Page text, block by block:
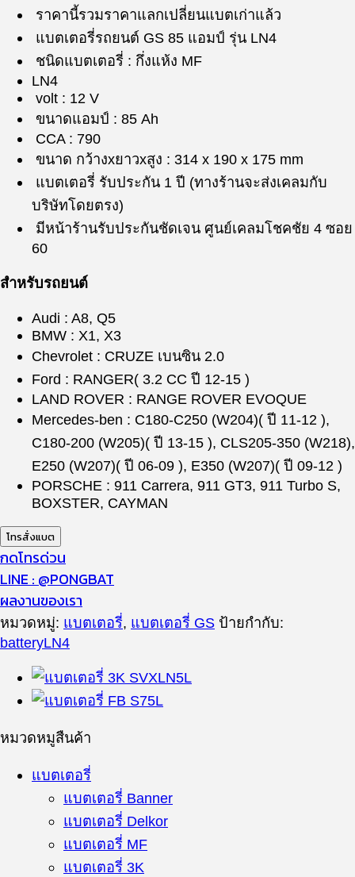
was:
฿4,000.00.
is:
฿3,500.00.
ราคานี้รวมราคาแลกเปลี่ยนแบตเก่าแล้ว
แบตเตอรี่รถยนต์ GS 85 แอมป์ รุ่น LN4
ชนิดแบตเตอรี่ : กึ่งแห้ง MF
LN4
volt : 12 V
ขนาดแอมป์ : 85 Ah
CCA : 790
ขนาด กว้างxยาวxสูง : 314 x 190 x 175 mm
แบตเตอรี่ รับประกัน 1 ปี (ทางร้านจะส่งเคลมกับ
บริษัทโดยตรง)
มีหน้าร้านรับประกันชัดเจน ศูนย์เคลมโชคชัย 4 ซอย
60
สำหรับรถยนต์
Audi : A8, Q5
BMW : X1, X3
Chevrolet : CRUZE เบนซิน 2.0
Ford : RANGER( 3.2 CC ปี 12-15 )
LAND ROVER : RANGE ROVER EVOQUE
Mercedes-ben : C180-C250 (W204)( ปี 11-12 ),
C180-200 (W205)( ปี 13-15 ), CLS205-350 (W218),
E250 (W207)( ปี 06-09 ), E350 (W207)( ปี 09-12 )
PORSCHE : 911 Carrera, 911 GT3, 911 Turbo S,
BOXSTER, CAYMAN
โทรสั่งแบต
กดโทรด่วน
LINE : @PONGBAT
ผลงานของเรา
หมวดหมู่: แบตเตอรี่, แบตเตอรี่ GS ป้ายกำกับ:
batteryLN4
หมวดหมูสืนค้า
แบตเตอรี่
แบตเตอรี่ Banner
แบตเตอรี่ Delkor
แบตเตอรี่ MF
แบตเตอรี่ 3K